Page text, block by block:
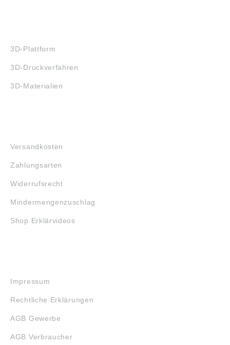
3D-Plattform
3D-Druckverfahren
3D-Materialien
Versandkosten
Zahlungsarten
Widerrufsrecht
Mindermengenzuschlag
Shop Erklärvideos
Impressum
Rechtliche Erklärungen
AGB Gewerbe
AGB Verbraucher